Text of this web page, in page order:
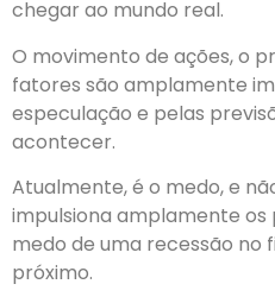
chegar ao mundo real.
O movimento de ações, o
fatores são amplamente
especulação e pelas
acontecer.
Atualmente, é o medo, e
impulsiona amplamente os
medo de uma recessão no
próximo.